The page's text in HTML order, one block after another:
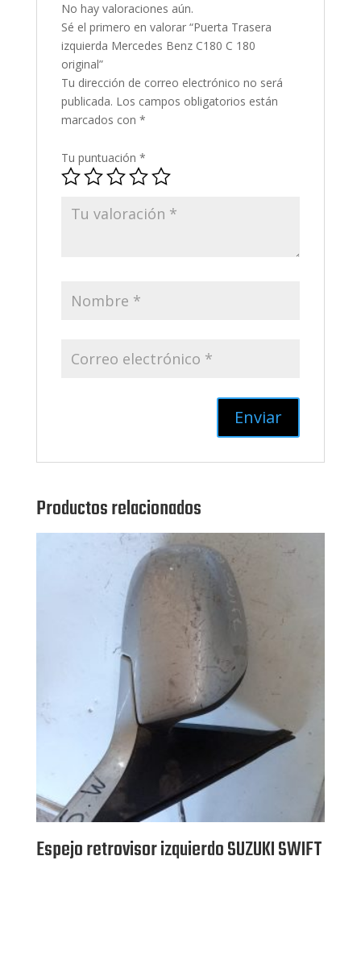
No hay valoraciones aún.
Sé el primero en valorar “Puerta Trasera
izquierda Mercedes Benz C180 C 180
original”
Tu dirección de correo electrónico no será
publicada. Los campos obligatorios están
marcados con *
Tu puntuación *
Productos relacionados
Espejo retrovisor izquierdo SUZUKI SWIFT